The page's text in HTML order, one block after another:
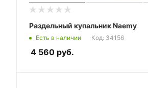
Раздельный купальник Naemy
Есть в наличии Код: 34156
4 560 руб.